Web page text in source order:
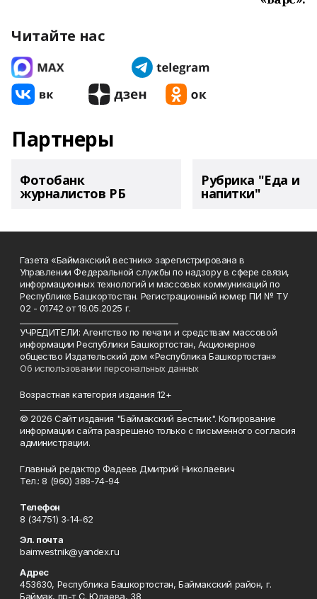
Читайте нас
Партнеры
Фотобанк
журналистов РБ
Рубрика "Еда и
напитки"
Газета «Баймакский вестник» зарегистрирована в
Управлении Федеральной службы по надзору в сфере связи,
информационных технологий и массовых коммуникаций по
Республике Башкортостан. Регистрационный номер ПИ № ТУ
02 - 01742 от 19.05.2025 г.
УЧРЕДИТЕЛИ: Агентство по печати и средствам массовой
информации Республики Башкортостан, Акционерное
общество Издательский дом «Республика Башкортостан»
Об использовании персональных данных
Возрастная категория издания 12+
© 2026 Сайт издания "Баймакский вестник". Копирование
информации сайта разрешено только с письменного согласия
администрации.
Главный редактор Фадеев Дмитрий Николаевич
Тел.: 8 (960) 388-74-94
Телефон
8 (34751) 3-14-62
Эл. почта
baimvestnik@yandex.ru
Адрес
453630, Республика Башкортостан, Баймакский район, г.
Баймак, пр-т С. Юлаева, 38